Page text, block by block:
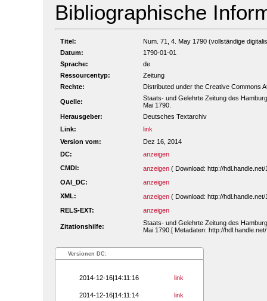
Bibliographische
Titel:
Num. 71, 4. May 1790 (vollständige
Datum:
1790-01-01
Sprache:
de
Ressourcentyp:
Zeitung
Rechte:
Distributed under the Creative Commons
Quelle:
Staats- und Gelehrte Zeitung des
Mai 1790.
Herausgeber:
Deutsches Textarchiv
Link:
link
Version vom:
Dez 16, 2014
DC:
anzeigen
CMDI:
anzeigen ( Download: http://
OAI_DC:
anzeigen
XML:
anzeigen ( Download: http://
RELS-EXT:
anzeigen
Zitationshilfe:
Staats- und Gelehrte Zeitung des
Mai 1790.[ Metadaten: http://
Versionen DC:
2014-12-16|14:11:16 link
2014-12-16|14:11:14 link